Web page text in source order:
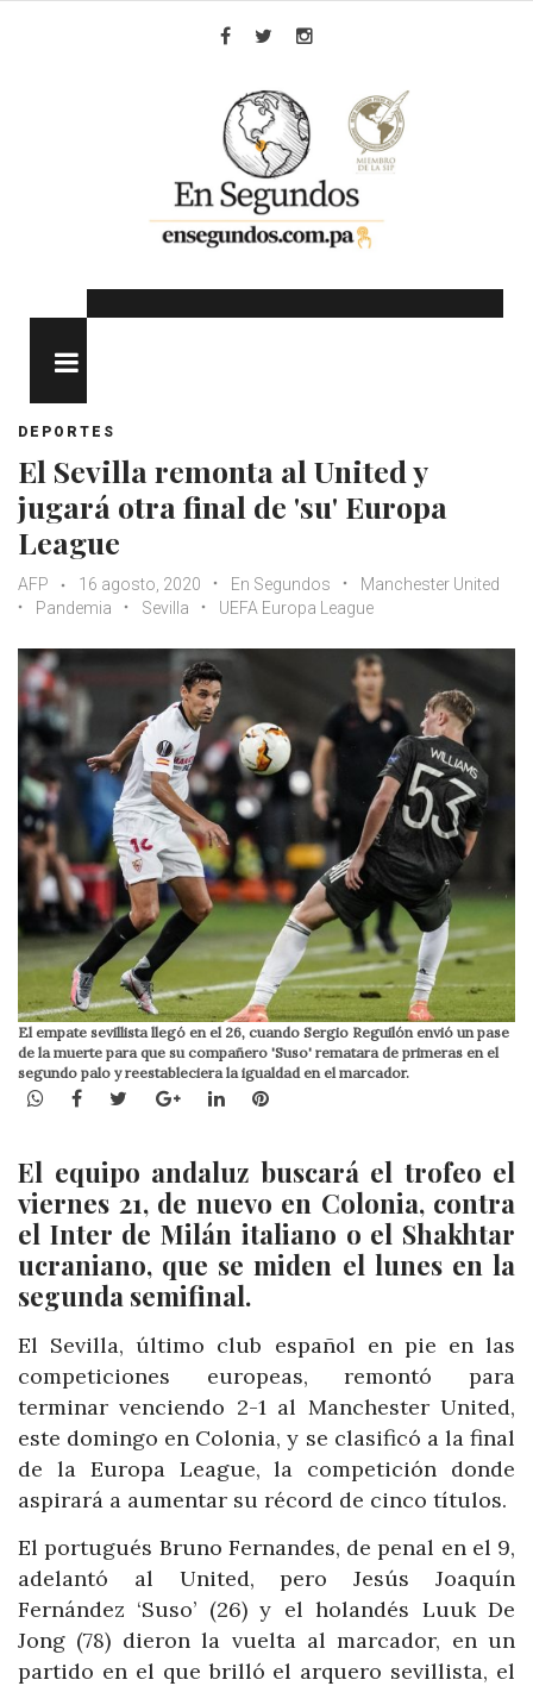
DEPORTES
El Sevilla remonta al United y
jugará otra final de 'su' Europa
League
AFP 16 agosto, 2020 En Segundos
Manchester United
Pandemia
Sevilla UEFA Europa League
El empate sevillista llegó en el 26, cuando Sergio Reguilón envió un pase
de la muerte para que su compañero 'Suso' rematara de primeras en el
segundo palo y reestableciera la igualdad en el marcador.
WhatsApp
Facebook
TwitterGoogle+LinkedInPinterest
El equipo andaluz buscará el trofeo el
viernes 21, de nuevo en Colonia, contra
el Inter de Milán italiano o el Shakhtar
ucraniano, que se miden el lunes en la
segunda semifinal.
El Sevilla, último club español en pie en las
competiciones europeas, remontó para
terminar venciendo 2-1 al Manchester United,
este domingo en Colonia, y se clasificó a la final
de la Europa League, la competición donde
aspirará a aumentar su récord de cinco títulos.
El portugués Bruno Fernandes, de penal en el 9,
adelantó al United, pero Jesús Joaquín
Fernández ‘Suso’ (26) y el holandés Luuk De
Jong (78) dieron la vuelta al marcador, en un
partido en el que brilló el arquero sevillista, el